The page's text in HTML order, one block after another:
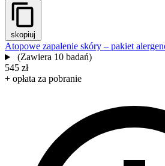
skopiuj
Atopowe zapalenie skóry – pakiet
(Zawiera 10 badań)
545 zł
+ opłata za pobranie